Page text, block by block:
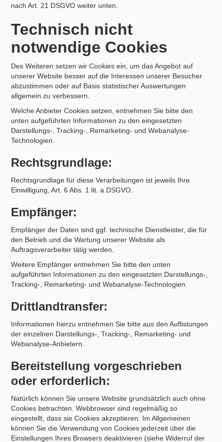
nach Art. 21 DSGVO weiter unten.
Technisch nicht
notwendige Cookies
Des Weiteren setzen wir Cookies ein, um das Angebot auf
unserer Website besser auf die Interessen unserer Besucher
abzustimmen oder auf Basis statistischer Auswertungen
allgemein zu verbessern.
Welche Anbieter Cookies setzen, entnehmen Sie bitte den
unten aufgeführten Informationen zu den eingesetzten
Darstellungs-, Tracking-, Remarketing- und Webanalyse-
Technologien.
Rechtsgrundlage:
Rechtsgrundlage für diese Verarbeitungen ist jeweils Ihre
Einwilligung, Art. 6 Abs. 1 lit. a DSGVO.
Empfänger:
Empfänger der Daten sind ggf. technische Dienstleister, die für
den Betrieb und die Wartung unserer Website als
Auftragsverarbeiter tätig werden.
Weitere Empfänger entnehmen Sie bitte den unten
aufgeführten Informationen zu den eingesetzten Darstellungs-,
Tracking-, Remarketing- und Webanalyse-Technologien.
Drittlandtransfer:
Informationen hierzu entnehmen Sie bitte aus den Auflistungen
der einzelnen Darstellungs-, Tracking-, Remarketing- und
Webanalyse-Anbietern.
Bereitstellung vorgeschrieben
oder erforderlich:
Natürlich können Sie unsere Website grundsätzlich auch ohne
Cookies betrachten. Webbrowser sind regelmäßig so
eingestellt, dass sie Cookies akzeptieren. Im Allgemeinen
können Sie die Verwendung von Cookies jederzeit über die
Einstellungen Ihres Browsers deaktivieren (siehe Widerruf der